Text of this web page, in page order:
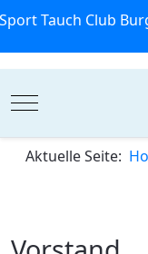
Sport Tauch Club
Mobile Menu
Aktuelle Seite: